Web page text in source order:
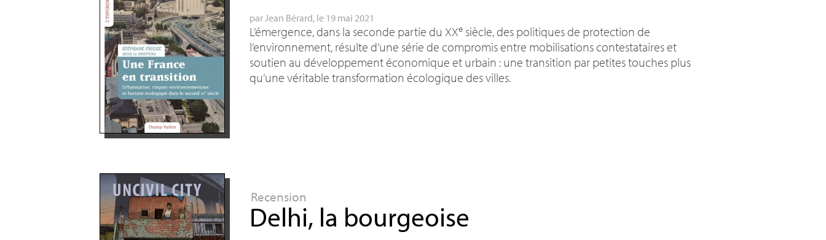
parJean Bérard, le 19 mai 2021
L’émergence, dans la seconde partie du XXe siècle, des politiques de protection de
l’environnement, résulte d’une série de compromis entre mobilisations contestataires et
soutien au développement économique et urbain : une transition par petites touches plus
qu’une véritable transformation écologique des villes.
Recension
Delhi, la bourgeoise